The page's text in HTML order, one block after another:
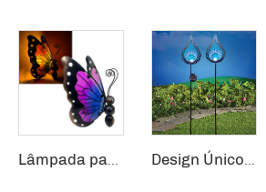
Lâmpada para pátio à prova d'água, Decoração de Caminho de Jardim em Metal e Vidro, Luzes Decorativas LED, Iluminação Externa Solar, Luz de Jardim em Forma de Borboleta Design Único de Chama Solar Alimentado Bola de Vidro Estilhaçada com LED Pinos para Jardim Azuis Luminárias Solares para Uso Externo